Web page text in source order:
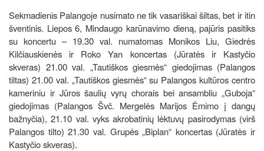
Sekmadienis Palangoje nusimato ne tik vasariškai šiltas, bet ir itin
šventinis. Liepos 6, Mindaugo karūnavimo dieną, pajūris pasitiks
su koncertu – 19.30 val. numatomas Monikos Liu, Giedrės
Kilčiauskienės ir Roko Yan koncertas (Jūratės ir Kastyčio
skveras) 21.00 val. „Tautiškos giesmės“ giedojimas (Palangos
tiltas) 21.00 val. „Tautiškos giesmės“ su Palangos kultūros centro
kameriniu ir Jūros šaulių vyrų chorais bei ansambliu „Guboja“
giedojimas (Palangos Švč. Mergelės Marijos Ėmimo į dangų
bažnyčia), 21.10 val. vyks akrobatinių lėktuvų pasirodymas (virš
Palangos tilto) 21.30 val. Grupės „Biplan“ koncertas (Jūratės ir
Kastyčio skveras).